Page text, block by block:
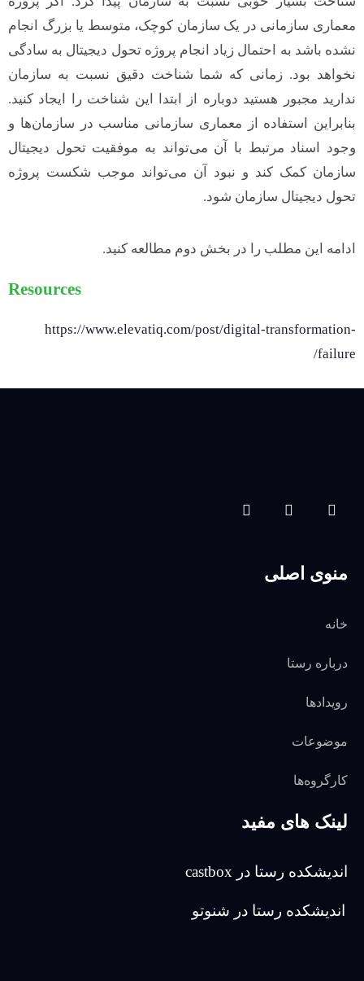
معماری سازمانی در یک سازمان کوچک، متوسط یا بزرگ انجام
نشده باشد به احتمال زیاد انجام پروژه تحول دیجیتال به سادگی
نخواهد بود. زمانی که شما شناخت دقیق نسبت به سازمان
ندارید مجبور هستید دوباره از ابتدا این شناخت را ایجاد کنید.
بنابراین استفاده از معماری سازمانی مناسب در سازمان‌ها و
وجود اسناد مرتبط با آن می‌تواند به موفقیت تحول دیجیتال
سازمان کمک کند و نبود آن می‌تواند موجب شکست پروژه
تحول دیجیتال سازمان شود.
ادامه این مطلب را در بخش دوم مطالعه کنید.
Resources
https://www.elevatiq.com/post/digital-transformation-
failure/
منوی اصلی
خانه
درباره رستا
رویدادها
موضوعات
کارگروه‌ها
لینک های مفید
اندیشکده رستا در castbox
اندیشکده رستا در شنوتو